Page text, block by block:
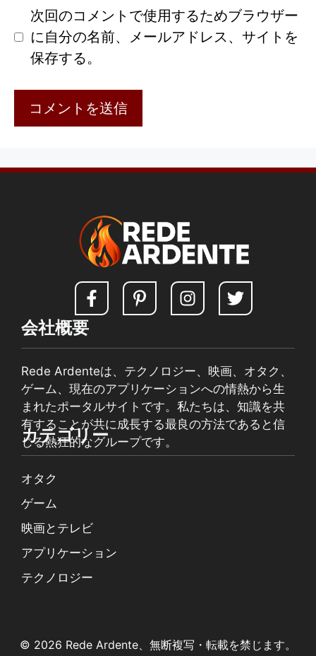
次回のコメントで使用するためブラウザー
に自分の名前、メールアドレス、サイトを
保存する。
会社概要
Rede Ardenteは、テクノロジー、映画、オタク、
ゲーム、現在のアプリケーションへの情熱から生
まれたポータルサイトです。私たちは、知識を共
有することが共に成長する最良の方法であると信
じる熱狂的なグループです。
カテゴリー
オタク
ゲーム
映画とテレビ
アプリケーション
テクノロジー
© 2026 Rede Ardente、無断複写・転載を禁じます。